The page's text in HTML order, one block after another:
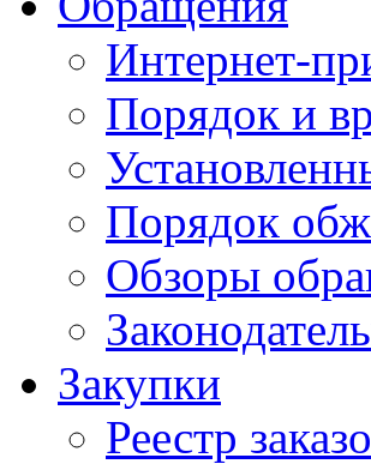
Интернет-
Порядок и
Порядок
Обзоры
Закупки
Реестр